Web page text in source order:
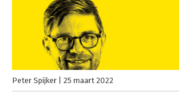
Peter Spijker 25 maart 2022